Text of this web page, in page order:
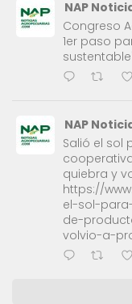
NAP
Congreso
1er paso
sustentable'
NAP
Salió el sol
quiebra y
https://
el-sol-
de-
volvio-a-